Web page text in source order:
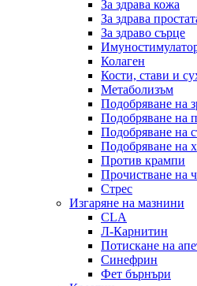
За здрава кожа
За здрава
За здраво сърце
Колаген
Кости, стави и
Метаболизъм
Подобряване на
Подобряване на
Подобряване на
Подобряване на
Против крампи
Прочистване на
Стрес
Изгаряне на мазнини
CLA
Л-Карнитин
Потискане на
Синефрин
Фет бърнъри